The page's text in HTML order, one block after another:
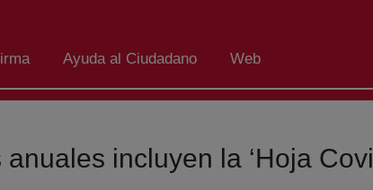
Ayuda al Ciudadano Web
incluyen la ‘Hoja